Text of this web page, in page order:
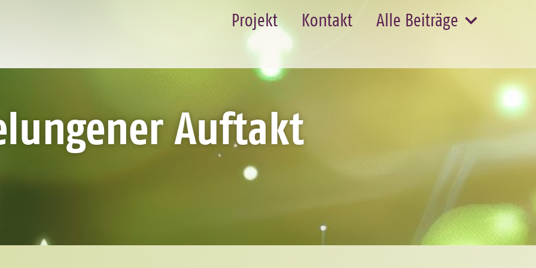
Projekt Kontakt Alle Beiträge
Auftakt